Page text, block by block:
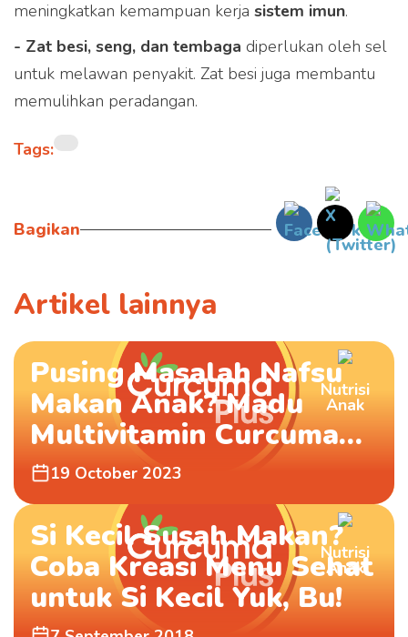
Produk Curcuma Plus
dapat dibeli melalui
partner e-commerce kami
meningkatkan kemampuan kerja sistem imun.
- Zat besi, seng, dan tembaga diperlukan oleh sel
untuk melawan penyakit. Zat besi juga membantu
memulihkan peradangan.
Tags:
Bagikan
Artikel lainnya
Nutrisi
Anak
Pusing Masalah Nafsu
Makan Anak? Madu
Multivitamin Curcuma
Plus Aja Ma
19 October 2023
Nutrisi
Anak
Si Kecil Susah Makan?
Coba Kreasi Menu Sehat
untuk Si Kecil Yuk, Bu!